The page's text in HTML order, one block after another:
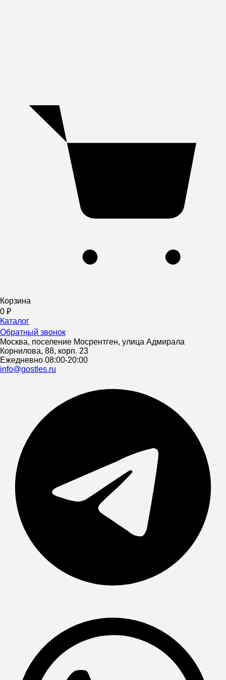
Корзина
0 ₽
Каталог
Обратный звонок
Москва, поселение Мосрентген, улица Адмирала
Корнилова, 88, корп. 23
Ежедневно 08:00-20:00
info@gostles.ru